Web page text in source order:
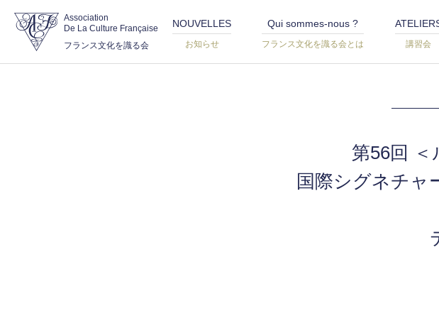
Association
De La Culture Française
フランス文化を識る会
NOUVELLES
お知らせ
Qui sommes-nous ?
フランス文化を識る会とは 講習会
第56回 ＜
国際シグネチャ